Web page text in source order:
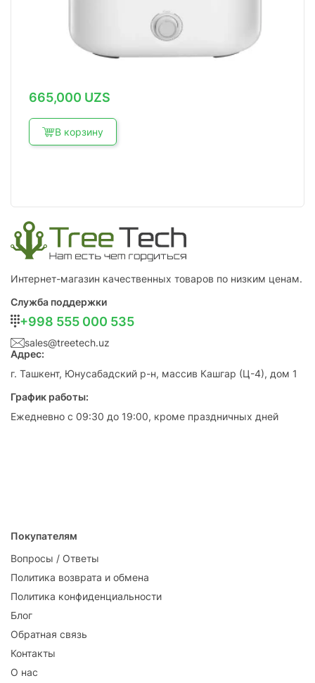
665,000 UZS
В корзину
Интернет-магазин качественных товаров по низким ценам.
Служба поддержки
+998 555 000 535
sales@treetech.uz
Адрес:
г. Ташкент, Юнусабадский р-н, массив Кашгар (Ц-4), дом 1
График работы:
Ежедневно с 09:30 до 19:00, кроме праздничных дней
Покупателям
Вопросы / Ответы
Политика возврата и обмена
Политика конфиденциальности
Блог
Обратная связь
Контакты
О нас